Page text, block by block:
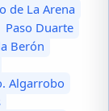
de La Arena
Paso Duarte
Berón
Algarrobo